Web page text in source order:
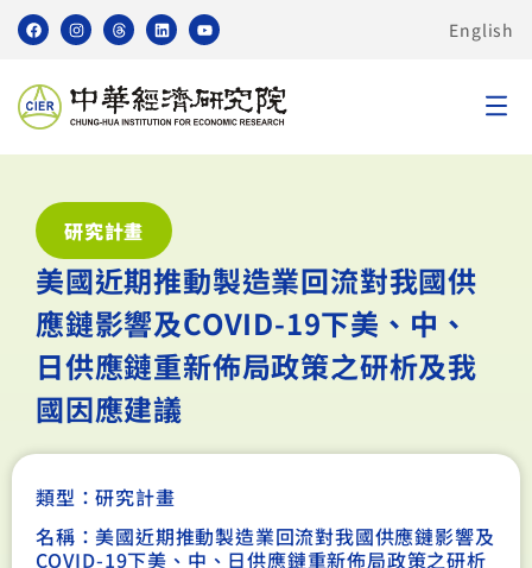
English
研究計畫
美國近期推動製造業回流對我國供
應鏈影響及COVID-19下美、中、
日供應鏈重新佈局政策之研析及我
國因應建議
類型：研究計畫
名稱：美國近期推動製造業回流對我國供應鏈影響及
COVID-19下美、中、日供應鏈重新佈局政策之研析